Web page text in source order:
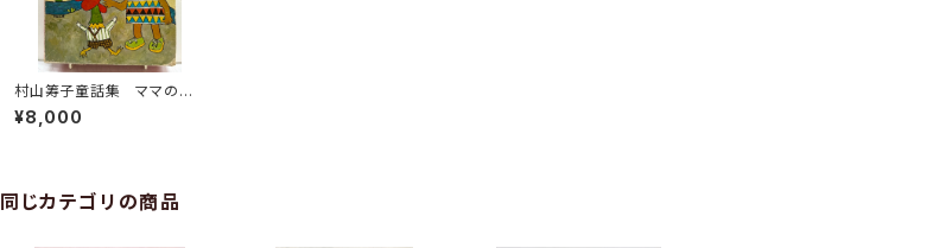
村山筹子童話集 ママのお
はなし 村山知義・北田卓
史・富永秀夫 1966年初版
¥8,000
同じカテゴリの商品